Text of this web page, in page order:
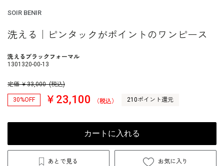
SOIR BENIR
洗える｜ピンタックがポイントのワンピース
洗えるブラックフォーマル
1301320-00-13
定価 ￥33,000 (税込)
30%OFF ￥23,100 （税込） 210ポイント還元
カートに入れる
あとで見る お気に入り